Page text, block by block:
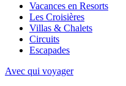
Vacances en Resorts
Les Croisières
Villas & Chalets
Circuits
Escapades
Avec qui voyager